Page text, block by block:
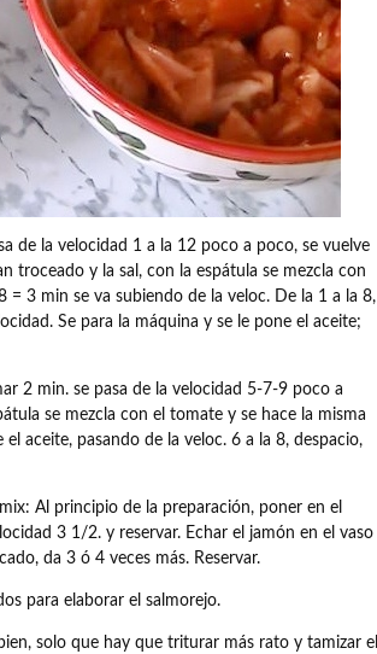
de la velocidad 1 a la 12 poco a poco, se vuelve
troceado y la sal, con la espátula se mezcla con
3 min se va subiendo de la veloc. De la 1 a la 8,
Se para la máquina y se le pone el aceite;
2 min. se pasa de la velocidad 5-7-9 poco a
se mezcla con el tomate y se hace la misma
aceite, pasando de la veloc. 6 a la 8, despacio,
Al principio de la preparación, poner en el
3 1/2. y reservar. Echar el jamón en el vaso
da 3 ó 4 veces más. Reservar.
para elaborar el salmorejo.
solo que hay que triturar más rato y tamizar el